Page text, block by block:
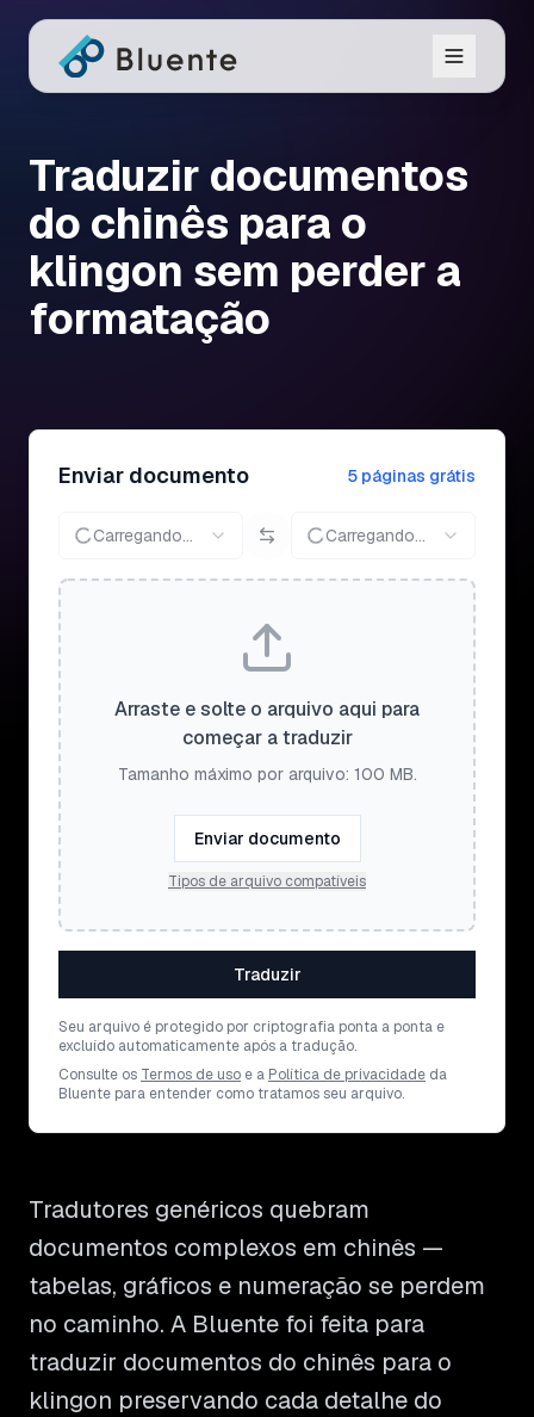
Traduzir documentos
do chinês para o
klingon sem perder a
formatação
Enviar documento 5 páginas grátis
Carregando... Carregando...
Arraste e solte o arquivo aqui para
começar a traduzir
Tamanho máximo por arquivo: 100 MB.
Enviar documento
Tipos de arquivo compatíveis
Traduzir
Seu arquivo é protegido por criptografia ponta a ponta e
excluído automaticamente após a tradução.
Consulte os Termos de uso e a Política de privacidade da
Bluente para entender como tratamos seu arquivo.
Tradutores genéricos quebram
documentos complexos em chinês —
tabelas, gráficos e numeração se perdem
no caminho. A Bluente foi feita para
traduzir documentos do chinês para o
klingon preservando cada detalhe do